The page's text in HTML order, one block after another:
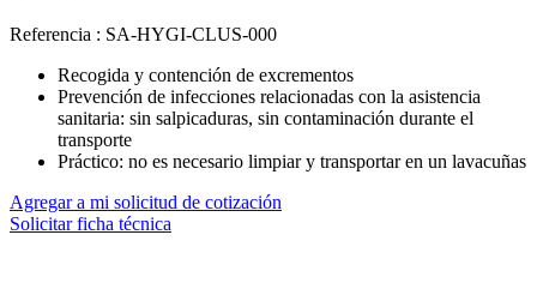
Referencia : SA-HYGI-CLUS-000
Recogida y contención de excrementos
Prevención de infecciones relacionadas con la asistencia
sanitaria: sin salpicaduras, sin contaminación durante el
transporte
Práctico: no es necesario limpiar y transportar en un lavacuñas
Agregar a mi solicitud de cotización
Solicitar ficha técnica